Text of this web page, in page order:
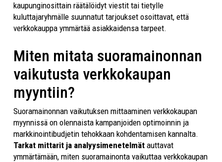
kaupunginosittain räätälöidyt viestit tai tietylle
kuluttajaryhmälle suunnatut tarjoukset osoittavat, että
verkkokauppa ymmärtää asiakkaidensa tarpeet.
Miten mitata suoramainonnan
vaikutusta verkkokaupan
myyntiin?
Suoramainonnan vaikutuksen mittaaminen verkkokaupan
myynnissä on olennaista kampanjoiden optimoinnin ja
markkinointibudjetin tehokkaan kohdentamisen kannalta.
Tarkat mittarit ja analyysimenetelmätauttavat
ymmärtämään, miten suoramainonta vaikuttaa verkkokaupan